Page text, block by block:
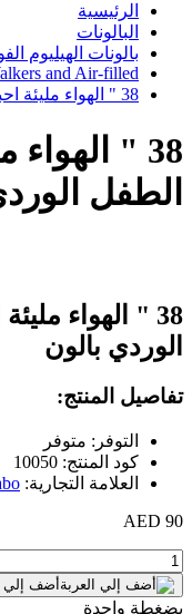
الرئيسية
البالونات
بالونات الهيليوم
and Air-filled
38 " الهواء مليئة احباط ترحيب الطفل الوردي بالون
38 "
الطفل
38 " الهواء
الوردي بالون
تفاصيل المنتج:
التوفر: متوفر
كود المنتج: 10050
العلامة التجارية:
90 AED
أضف إلي
بضغطة واحدة